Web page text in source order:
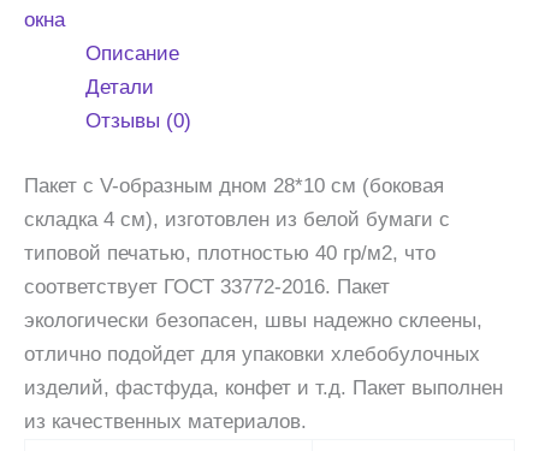
печатью
окна
Описание
Детали
Отзывы (0)
Пакет с V-образным дном 28*10 см (боковая
складка 4 см), изготовлен из белой бумаги с
типовой печатью, плотностью 40 гр/м2, что
соответствует ГОСТ 33772-2016. Пакет
экологически безопасен, швы надежно склеены,
отлично подойдет для упаковки хлебобулочных
изделий, фастфуда, конфет и т.д. Пакет выполнен
из качественных материалов.